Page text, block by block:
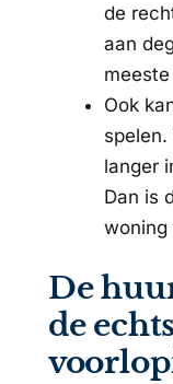
de
aan
Ook
langer
Dan is
woning
De
de